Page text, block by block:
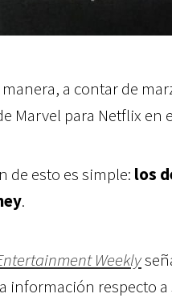
manera, a contar de
Marvel para Netflix en
de esto es simple: los
.
Weekly
información respecto